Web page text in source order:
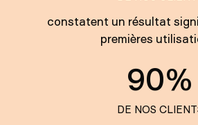
constatent un résultat
premières
90%
DE NOS